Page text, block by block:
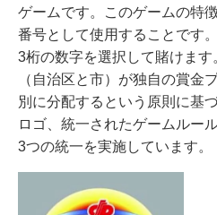
ゲームです。このゲームの特
番号として使用することです
3桁の数字を選択して賭けま
（自治区と市）が独自の賞金
別に分配するという原則に基
ロゴ、統一されたゲームルー
3つの統一を実施しています。